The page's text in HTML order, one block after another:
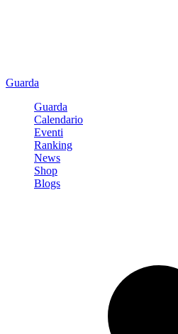
Guarda
Guarda
Calendario
Eventi
Ranking
News
Shop
Blogs